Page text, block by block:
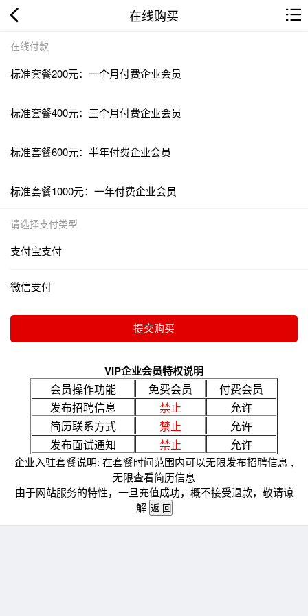
在线购买
在线付款
标准套餐200元：一个月付费企业会员
标准套餐400元：三个月付费企业会员
标准套餐600元：半年付费企业会员
标准套餐1000元：一年付费企业会员
请选择支付类型
支付宝支付
微信支付
VIP企业会员特权说明
会员操作功能 免费会员
付费会员
发布招聘信息
禁止
允许
简历联系方式
禁止
允许
发布面试通知
禁止 允许
企业入驻套餐说明: 在套餐时间范围内可以无限发布招聘信息 ,
无限查看简历信息
由于网站服务的特性，一旦充值成功，概不接受退款，敬请谅
解